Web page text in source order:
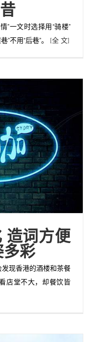
”一文时选择用“骑楼”
”不用“后巷”。 [全 文]
造词方便
多彩
现香港的酒楼和茶餐
店堂不大，却餐饮皆